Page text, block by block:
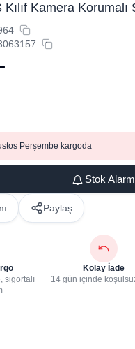
Kamera Korumalı
Perşembe kargoda
Stok
Paylaş
sigortalı
Kolay İade
14 gün içinde